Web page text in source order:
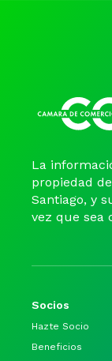
La
propiedad
Santiago, y
vez que sea
Socios
Hazte Socio
Beneficios